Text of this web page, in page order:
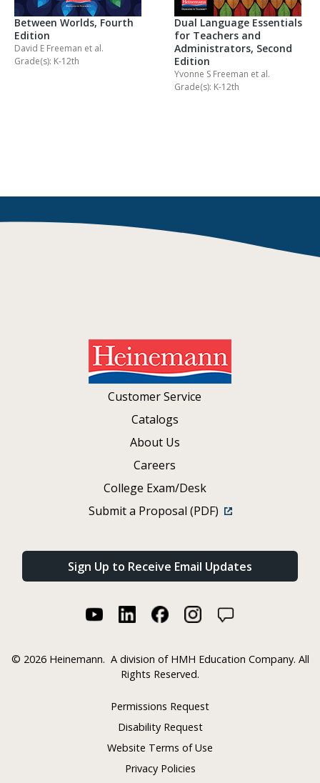
Between Worlds, Fourth
Edition
David E Freeman et al.
Grade(s): K-12th
Dual Language Essentials
for Teachers and
Administrators, Second
Edition
Yvonne S Freeman et al.
Grade(s): K-12th
Customer Service
Catalogs
About Us
Careers
College Exam/Desk
Submit a Proposal (PDF)
Sign Up to Receive Email Updates
© 2026 Heinemann. A division of HMH Education Company. All
Rights Reserved.
Permissions Request
Disability Request
Website Terms of Use
Privacy Policies